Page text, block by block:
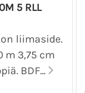
5 RLL
liimaside.
m 3,75 cm
BDF...